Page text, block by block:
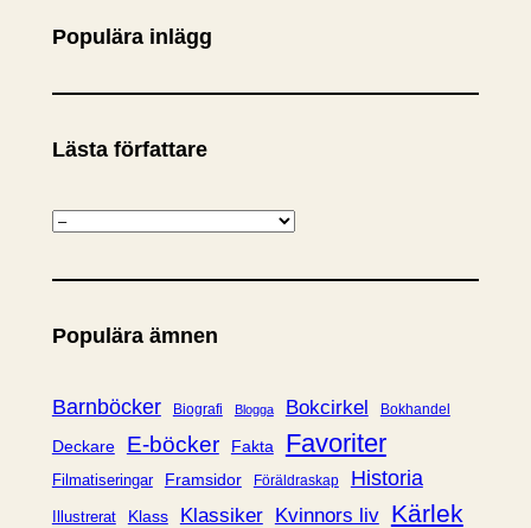
Populära inlägg
Lästa författare
K
t
g
r
Populära ämnen
Barnböcker Biografi Blogga Bokcirkel Bokhandel
Deckare E-böcker Fakta Favoriter
Filmatiseringar Framsidor Föräldraskap Historia
Illustrerat Klass Klassiker Kvinnors liv Kärlek